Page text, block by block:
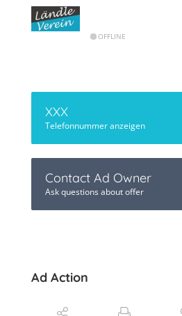
OFFLINE
XXX
Telefonnummer anzeigen
Contact Ad Owner
Ask questions about offer
Ad Action